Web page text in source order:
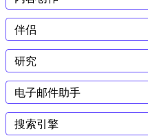
伴侣
研究
电子邮件助手
搜索引擎